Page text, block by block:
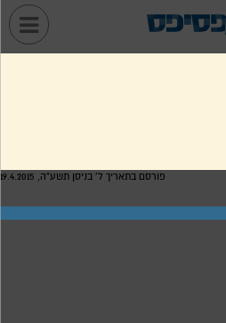
פורסם בתאריך ל' בניסן תשע"ה, 19.4.2015